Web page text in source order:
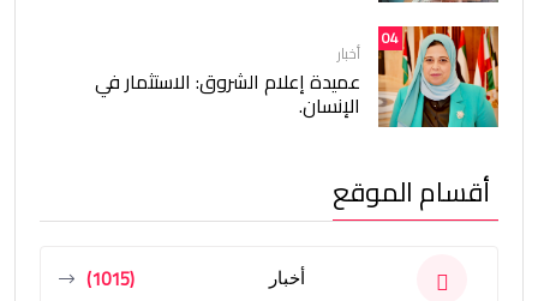
04
أخبار
عميدة إعلام الشروق: الاستثمار في
الإنسان.
أقسام الموقع
أخبار (1015)